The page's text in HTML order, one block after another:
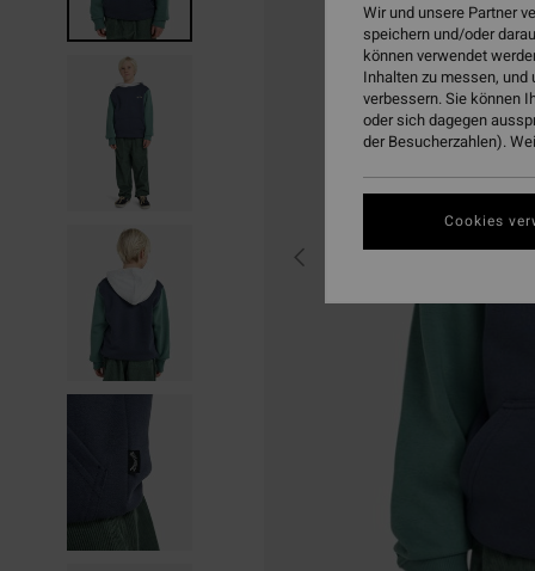
Wir und unsere Partner
speichern und/oder
können verwendet
Inhalten zu messen, und
verbessern. Sie können
oder sich dagegen
der Besucherzahlen).
Cookies